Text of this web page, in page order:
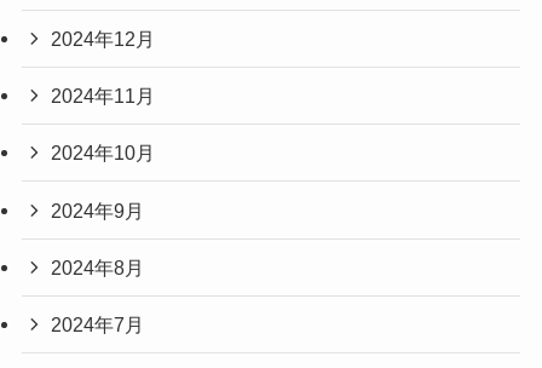
2024年12月
2024年11月
2024年10月
2024年9月
2024年8月
2024年7月